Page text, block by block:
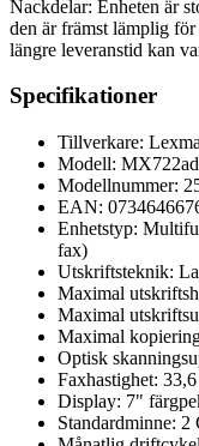
Nackdelar: Enheten är
den är främst lämplig
längre leveranstid kan
Specifikationer
Tillverkare:
Modell:
Modellnummer:
EAN:
Enhetstyp:
fax)
Utskriftsteknik:
Maximal
Maximal
Maximal
Optisk
Faxhastighet:
Display: 7"
Standardminne: